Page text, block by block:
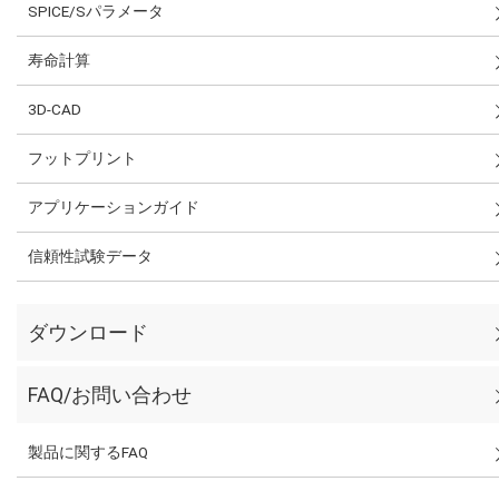
SPICE/Sパラメータ
寿命計算
3D-CAD
フットプリント
アプリケーションガイド
信頼性試験データ
ダウンロード
FAQ/お問い合わせ
製品に関するFAQ